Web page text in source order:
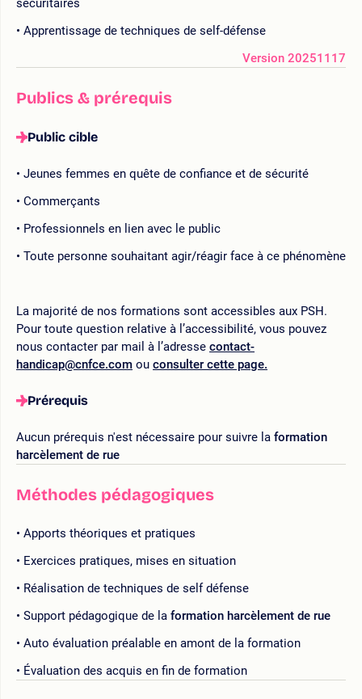
Apprentissage de techniques de self-défense
Version 20251117
Publics & prérequis
Public cible
Jeunes femmes en quête de confiance et de sécurité
Commerçants
Professionnels en lien avec le public
Toute personne souhaitant agir/réagir face à ce phénomène
La majorité de nos formations sont accessibles aux PSH.
Pour toute question relative à l’accessibilité, vous pouvez
nous contacter par mail à l’adresse contact-
handicap@cnfce.com ou consulter cette page.
Prérequis
Aucun prérequis n'est nécessaire pour suivre la formation
harcèlement de rue
Méthodes pédagogiques
Apports théoriques et pratiques
Exercices pratiques, mises en situation
Réalisation de techniques de self défense
Support pédagogique de la formation harcèlement de rue
Auto évaluation préalable en amont de la formation
Évaluation des acquis en fin de formation